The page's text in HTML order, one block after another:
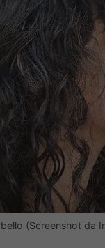
(Screenshot da